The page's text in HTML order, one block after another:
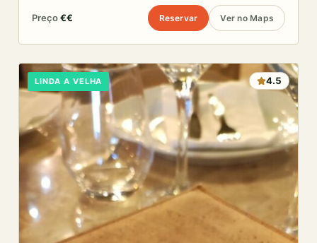
Preço€€ Reservar Ver no Maps
LINDA A VELHA 4.5